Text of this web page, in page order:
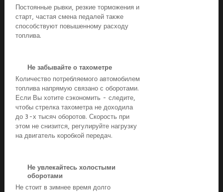
Постоянные рывки, резкие торможения и
старт, частая смена педалей также
способствуют повышенному расходу
топлива.
Не забывайте о тахометре
Количество потребляемого автомобилем
топлива напрямую связано с оборотами.
Если Вы хотите сэкономить - следите,
чтобы стрелка тахометра не доходила
до 3-х тысяч оборотов. Скорость при
этом не снизится, регулируйте нагрузку
на двигатель коробкой передач.
Не увлекайтесь холостыми
оборотами
Не стоит в зимнее время долго